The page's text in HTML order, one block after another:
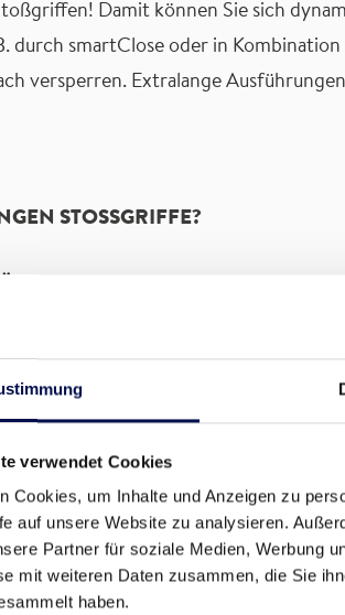
verwendet Cookies
Cookies, um Inhalte und Anzeigen zu
auf unsere Website zu analysieren.
Partner für soziale Medien, Werbung
mit weiteren Daten zusammen, die Sie
haben.
Damit können Sie sich
durch smartClose oder in
versperren. Extralange
STOSSGRIFFE?
zur Türoberfläche – für ein
oder DANAmotion (ausgenommen